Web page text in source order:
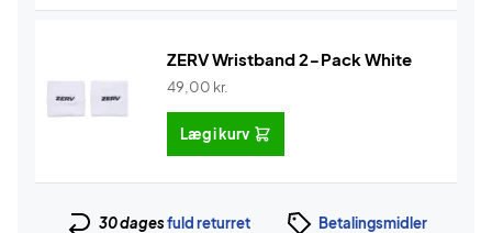
ZERV Wristband 2-Pack White
49,00 kr.
Læg i kurv
30 dagesfuld returret Betalingsmidler